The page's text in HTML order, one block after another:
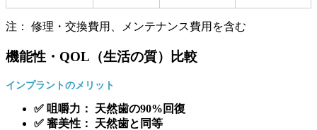
注： 修理・交換費用、メンテナンス費用を含む
機能性・QOL（生活の質）比較
インプラントのメリット
✅ 咀嚼力： 天然歯の90%回復
✅ 審美性： 天然歯と同等